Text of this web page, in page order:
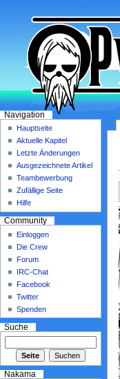
Navigation
Hauptseite
Aktuelle Kapitel
Letzte Änderungen
Ausgezeichnete Artikel
Teambewerbung
Zufällige Seite
Hilfe
Community
Einloggen
Die Crew
Forum
IRC-Chat
Facebook
Twitter
Spenden
Suche
Nakama